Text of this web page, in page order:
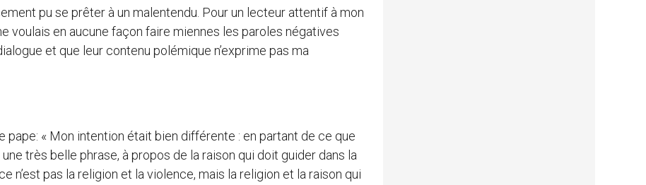
pu se prêter à un malentendu. Pour un lecteur attentif à mon
voulais en aucune façon faire miennes les paroles négatives
et que leur contenu polémique n’exprime pas ma
pape: « Mon intention était bien différente : en partant de ce que
très belle phrase, à propos de la raison qui doit guider dans la
n’est pas la religion et la violence, mais la religion et la raison qui